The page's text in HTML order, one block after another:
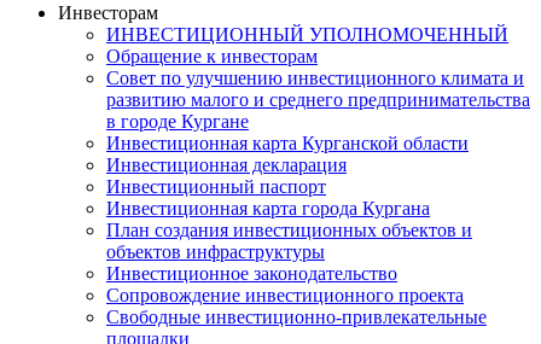
Инвесторам
ИНВЕСТИЦИОННЫЙ УПОЛНОМОЧЕННЫЙ
Обращение к инвесторам
Совет по улучшению инвестиционного климата и
развитию малого и среднего предпринимательства
в городе Кургане
Инвестиционная карта Курганской области
Инвестиционная декларация
Инвестиционный паспорт
Инвестиционная карта города Кургана
План создания инвестиционных объектов и
объектов инфраструктуры
Инвестиционное законодательство
Сопровождение инвестиционного проекта
Свободные инвестиционно-привлекательные
площадки